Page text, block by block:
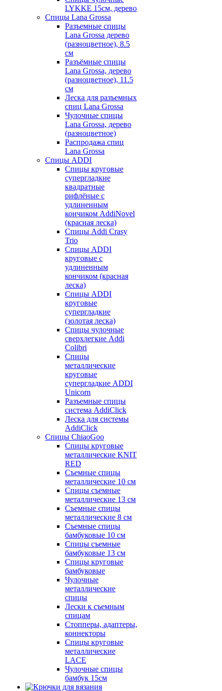
LYKKE 15см, дерево
Спицы Lana Grossa
Разъемные спицы
Lana Grossa дерево
(разноцветное), 8.5
см
Разъёмные спицы
Lana Grossa, дерево
(разноцветное), 11.5
см
Леска для разъемных
спиц Lana Grossa
Чулочные спицы
Lana Grossa, дерево
(разноцветное)
Распродажа спиц
Lana Grossa
Спицы ADDI
Спицы круговые
супергладкие
квадратные
рифлёные с
удлиненным
кончиком AddiNovel
(красная леска)
Спицы Addi Crasy
Trio
Спицы ADDI
круговые с
удлиненным
кончиком (красная
леска)
Спицы ADDI
круговые
супергладкие
(золотая леска)
Спицы чулочные
сверхлегкие Addi
Colibri
Спицы
металлические
круговые
супергладкие ADDI
Unicorn
Разъемные спицы
система AddiClick
Леска для системы
AddiClick
Спицы ChiaoGoo
Спицы круговые
металлические KNIT
RED
Съемные спицы
металлические 10 см
Спицы съемные
металлические 13 см
Съемные спицы
металлические 8 см
Съемные спицы
бамбуковые 10 см
Спицы съемные
бамбуковые 13 см
Спицы круговые
бамбуковые
Чулочные
металлические
спицы
Лески к съемным
спицам
Стопперы, адаптеры,
коннекторы
Спицы круговые
металлические
LACE
Чулочные спицы
бамбук 15см